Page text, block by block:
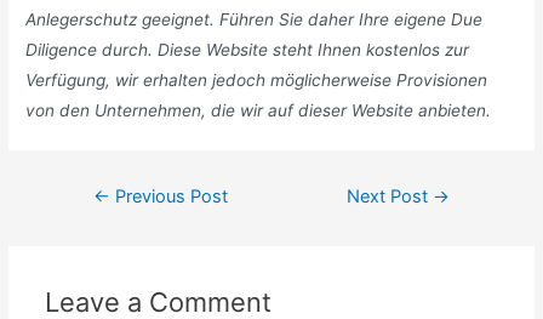
Anlegerschutz geeignet. Führen Sie daher Ihre eigene Due
Diligence durch. Diese Website steht Ihnen kostenlos zur
Verfügung, wir erhalten jedoch möglicherweise Provisionen
von den Unternehmen, die wir auf dieser Website anbieten.
Post← Previous Post Next Post →
Leave a Comment